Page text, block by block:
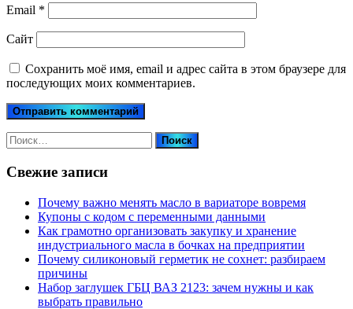
Email *
Сайт
Сохранить моё имя, email и адрес сайта в этом браузере для
последующих моих комментариев.
Найти:
Свежие записи
Почему важно менять масло в вариаторе вовремя
Купоны c кодом с переменными данными
Как грамотно организовать закупку и хранение
индустриального масла в бочках на предприятии
Почему силиконовый герметик не сохнет: разбираем
причины
Набор заглушек ГБЦ ВАЗ 2123: зачем нужны и как
выбрать правильно